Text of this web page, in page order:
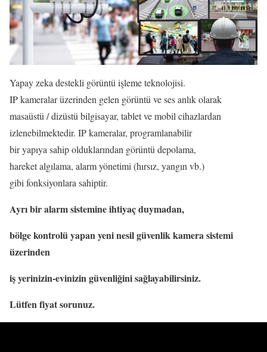
Yapay zeka destekli görüntü işleme teknolojisi.
IP kameralar üzerinden gelen görüntü ve ses anlık olarak
masaüstü / dizüstü bilgisayar, tablet ve mobil cihazlardan
izlenebilmektedir. IP kameralar, programlanabilir
bir yapıya sahip olduklarından görüntü depolama,
hareket algılama, alarm yönetimi (hırsız, yangın vb.)
gibi fonksiyonlara sahiptir.
Ayrı bir alarm sistemine ihtiyaç duymadan,
bölge kontrolü yapan yeni nesil güvenlik kamera sistemi
üzerinden
iş yerinizin-evinizin güvenliğini sağlayabilirsiniz.
Lütfen fiyat sorunuz.